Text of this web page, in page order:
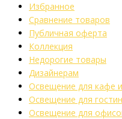
Избранное
Сравнение товаров
Публичная оферта
Коллекция
Недорогие товары
Дизайнерам
Освещение для кафе
Освещение для
Освещение для